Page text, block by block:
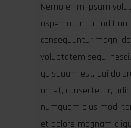
Nemo enim ipsam
aspernatur aut odit
consequuntur magni
voluptatem sequi
quisquam est, qui
amet, consectetur,
numquam eius modi
et dolore magnam